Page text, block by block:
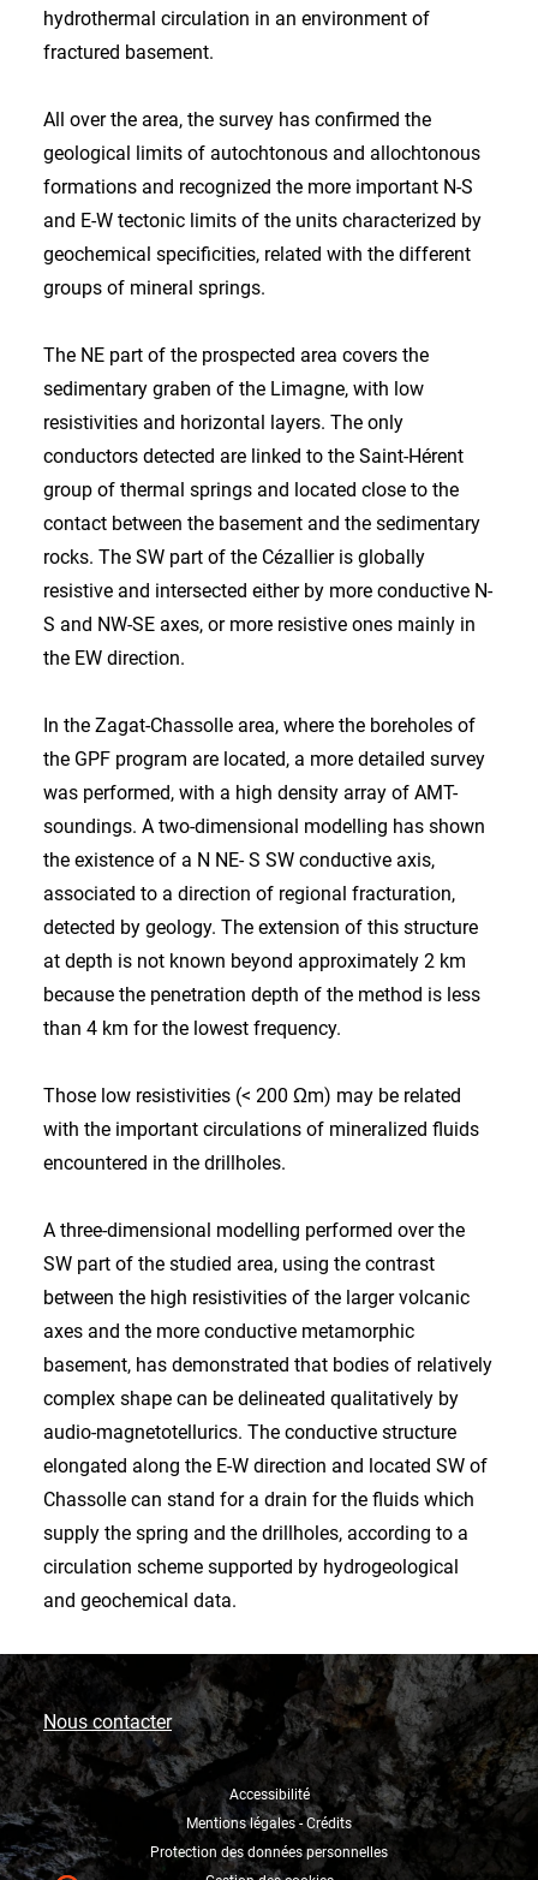
hydrothermal circulation in an environment of
fractured basement.
All over the area, the survey has confirmed the
geological limits of autochtonous and allochtonous
formations and recognized the more important N-S
and E-W tectonic limits of the units characterized by
geochemical specificities, related with the different
groups of mineral springs.
The NE part of the prospected area covers the
sedimentary graben of the Limagne, with low
resistivities and horizontal layers. The only
conductors detected are linked to the Saint-Hérent
group of thermal springs and located close to the
contact between the basement and the sedimentary
rocks. The SW part of the Cézallier is globally
resistive and intersected either by more conductive N-
S and NW-SE axes, or more resistive ones mainly in
the EW direction.
In the Zagat-Chassolle area, where the boreholes of
the GPF program are located, a more detailed survey
was performed, with a high density array of AMT-
soundings. A two-dimensional modelling has shown
the existence of a N NE- S SW conductive axis,
associated to a direction of regional fracturation,
detected by geology. The extension of this structure
at depth is not known beyond approximately 2 km
because the penetration depth of the method is less
than 4 km for the lowest frequency.
Those low resistivities (< 200 Ωm) may be related
with the important circulations of mineralized fluids
encountered in the drillholes.
A three-dimensional modelling performed over the
SW part of the studied area, using the contrast
between the high resistivities of the larger volcanic
axes and the more conductive metamorphic
basement, has demonstrated that bodies of relatively
complex shape can be delineated qualitatively by
audio-magnetotellurics. The conductive structure
elongated along the E-W direction and located SW of
Chassolle can stand for a drain for the fluids which
supply the spring and the drillholes, according to a
circulation scheme supported by hydrogeological
and geochemical data.
Nous contacter
Accessibilité
Mentions légales - Crédits
Protection des données personnelles